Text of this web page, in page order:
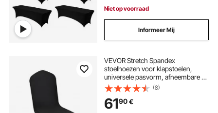
Niet op voorraad
Informeer Mij
VEVOR Stretch Spandex
stoelhoezen voor klapstoelen,
universele pasvorm, afneembare en
wasbare hoezen, voor bruiloften,
feestdagen, feesten, vieringen en
dineren (50 stuks, zwart)
(8)
6190€